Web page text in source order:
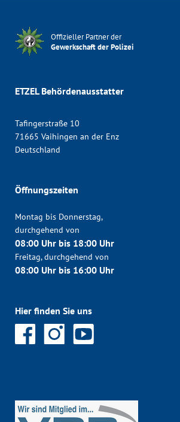
Offizieller Partner der
Gewerkschaft der Polizei
ETZEL Behördenausstatter
Tafingerstraße 10
71665 Vaihingen an der Enz
Deutschland
Öffnungszeiten
Montag bis Donnerstag,
durchgehend von
08:00 Uhr bis 18:00 Uhr
Freitag, durchgehend von
08:00 Uhr bis 16:00 Uhr
Hier finden Sie uns